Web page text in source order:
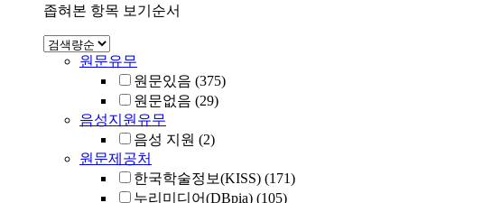
좁혀본 항목 보기순서
원문유무
원문있음 (375)
원문없음 (29)
음성지원유무
음성 지원 (2)
원문제공처
한국학술정보(KISS) (171)
누리미디어(DBpia) (105)